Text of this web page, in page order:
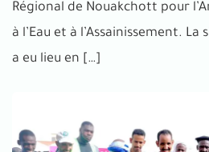
Régional de Nouakchott pour
à l’Eau et à l’Assainissement.
a eu lieu en […]